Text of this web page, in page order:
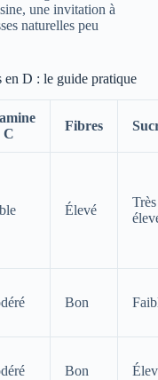
une invitation à
naturelles peu
D : le guide pratique
C
Fibres
Élevé
Très
Bon
Bon